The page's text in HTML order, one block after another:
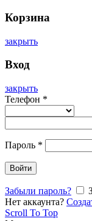
Корзина
закрыть
Вход
закрыть
Телефон *
Пароль *
Войти
Забыли пароль?
Нет аккаунта?
Scroll To Top